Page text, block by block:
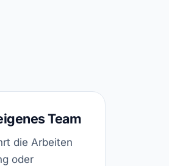
Team
die Arbeiten
oder